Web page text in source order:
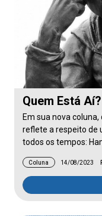
Quem Está Aí?
Em sua nova
reflete a respeito de
todos os tempos:
Coluna 14/08/2023